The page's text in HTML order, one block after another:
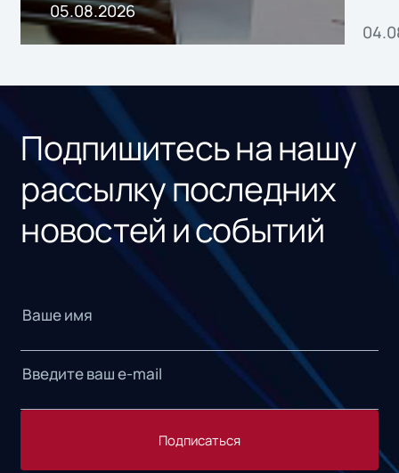
05.08.2026
Подпишитесь на нашу
рассылку последних
новостей и событий
Подписаться